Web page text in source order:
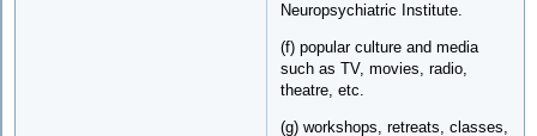
Neuropsychiatric Institute.
(f) popular culture and media
such as TV, movies, radio,
theatre, etc.
(g) workshops, retreats, classes,